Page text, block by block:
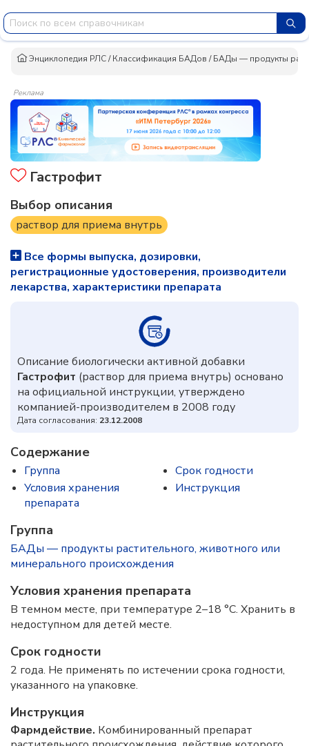
Энциклопедия РЛС/Классификация БАДов /БАДы — продукты
Реклама
Гастрофит
Выбор описания
раствор для приема внутрь
Все формы выпуска, дозировки,
регистрационные удостоверения, производители
лекарства, характеристики препарата
Описание биологически активной добавки
Гастрофит (раствор для приема внутрь) основано
на официальной инструкции, утверждено
компанией-производителем в 2008 году
Дата согласования: 23.12.2008
Содержание
Группа
Условия хранения
препарата
Срок годности
Инструкция
Группа
БАДы — продукты растительного, животного или
минерального происхождения
Условия хранения препарата
В темном месте, при температуре 2–18 °C. Хранить в
недоступном для детей месте.
Срок годности
2 года. Не применять по истечении срока годности,
указанного на упаковке.
Инструкция
Фармдействие. Комбинированный препарат